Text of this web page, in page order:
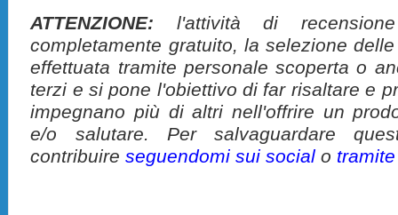
ATTENZIONE: l'attività di
completamente gratuito, la selezione
effettuata tramite personale scoperta o
terzi e si pone l'obiettivo di far risaltare e
impegnano più di altri nell'offrire un
e/o salutare. Per salvaguardare
contribuireseguendomi sui social o